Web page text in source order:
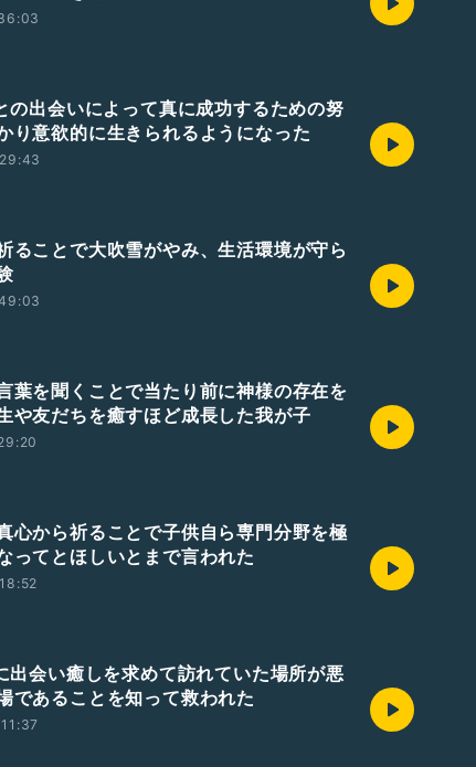
の出会いによって真に成功するための努
り意欲的に生きられるようになった
ることで大吹雪がやみ、生活環境が守ら
葉を聞くことで当たり前に神様の存在を
や友だちを癒すほど成長した我が子
心から祈ることで子供自ら専門分野を極
ってとほしいとまで言われた
出会い癒しを求めて訪れていた場所が悪
であることを知って救われた